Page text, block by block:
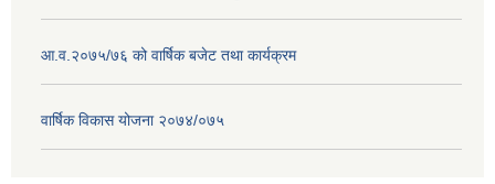
आ.व.२०७५/७६ को वार्षिक बजेट तथा कार्यक्रम
वार्षिक विकास योजना २०७४/०७५